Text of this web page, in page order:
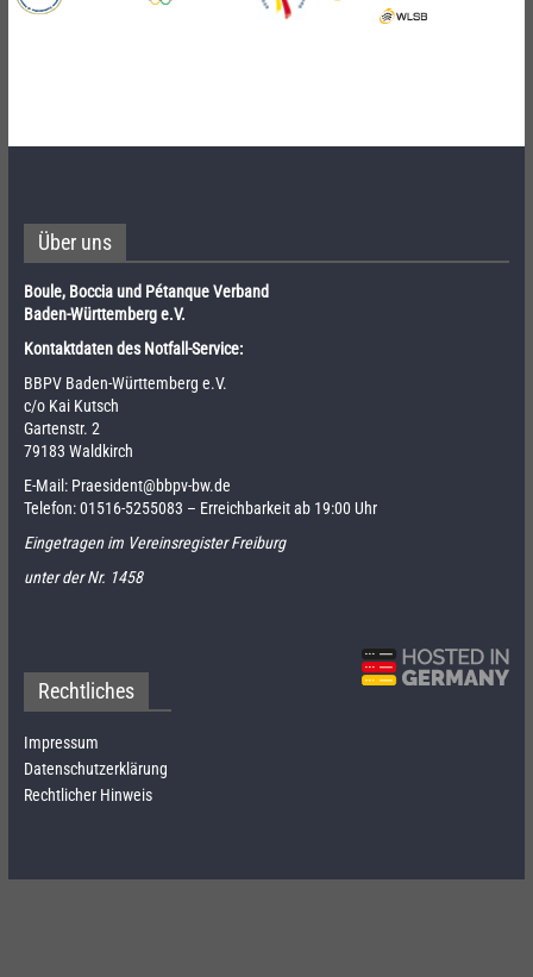
Über uns
Boule, Boccia und Pétanque Verband
Baden-Württemberg e.V.
Kontaktdaten des Notfall-Service:
BBPV Baden-Württemberg e.V.
c/o Kai Kutsch
Gartenstr. 2
79183 Waldkirch
E-Mail: Praesident@bbpv-bw.de
Telefon:01516-5255083 – Erreichbarkeit ab 19:00 Uhr
Eingetragen im Vereinsregister Freiburg
unter der Nr. 1458
Rechtliches
Impressum
Datenschutzerklärung
Rechtlicher Hinweis